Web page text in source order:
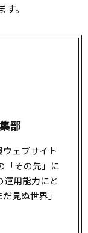
。
部
ェブサイト
「その先」に
運用能力にと
見ぬ世界」